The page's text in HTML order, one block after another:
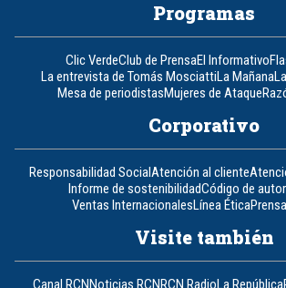
Programas
Clic VerdeClub de PrensaEl Informativo
La entrevista de Tomás MosciattiLa Mañana
Mesa de periodistasMujeres de Ataque
Corporativo
Responsabilidad SocialAtención al cliente
Informe de sostenibilidadCódigo de
Ventas InternacionalesLínea Ética
Visite también
Canal RCNNoticias RCNRCN RadioLa República